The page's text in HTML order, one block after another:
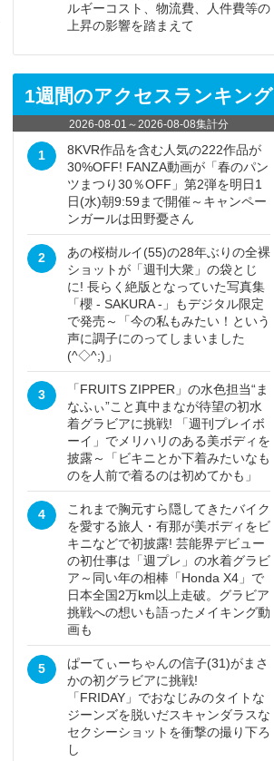
ルギーコスト、物流費、人件費等の
上昇の影響を踏まえて
1週間のアクセスランキング
2026-08-01 ～2026-08-08集計分
1
8KVR作品を含む人気の222作品が
30%OFF! FANZA動画が「春のパン
ツまつり30％OFF」第2弾を明日1
日(水)朝9:59まで開催～キャンペー
ンガールは田野憂さん
2
あの桜樹ルイ(55)の28年ぶりの全裸
ショットが「週刊大衆」の袋とじ
に! 長らく絶版となっていた写真集
「櫻 - SAKURA -」もデジタル限定
で発売～「今の私もみたい！という
声に調子にのってしまいました
(^◇^;)」
3
「FRUITS ZIPPER」の水色担当“ま
なふぃ”こと真中まなが待望の初水
着グラビアに挑戦! 「週刊プレイボ
ーイ」でメリハリのある美ボディを
披露～「ビキニとか下着みたいなも
のを人前で着るのは初めてかも」
4
これまで胸元すら隠してきたバイク
を愛する旅人・有那が美ボディをビ
キニなどで初披露! 芸能界デビュー
の初仕事は「週プレ」の水着グラビ
ア～同い年の相棒「Honda X4」で
日本全国2万km以上走破。グラビア
挑戦への想いも語ったメイキング動
画も
5
ぱーてぃーちゃんの信子(31)がまさ
かの初グラビアに挑戦!
「FRIDAY」でおなじみのタイトな
ジーンズを脱いだスキャンダラスな
セクシーショットを衝撃の撮り下ろ
し